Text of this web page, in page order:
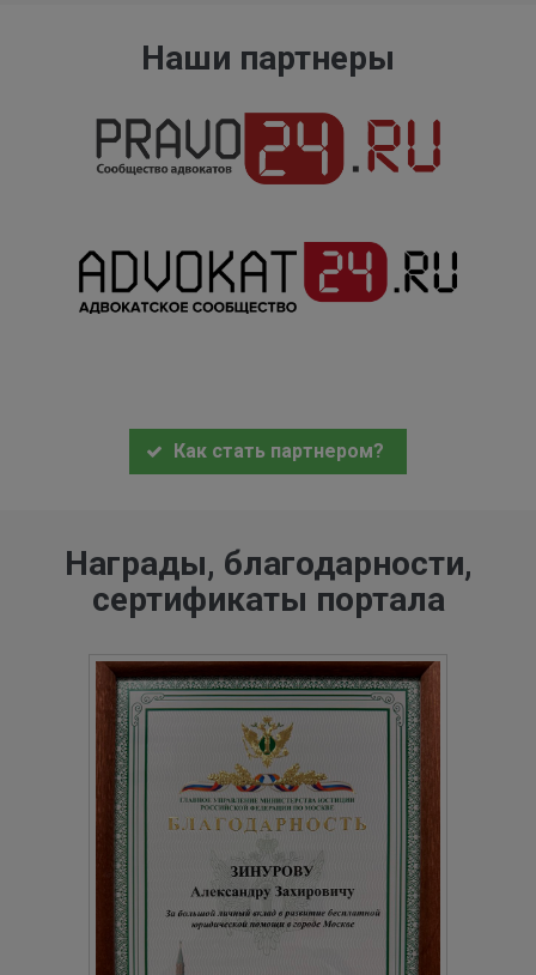
Наши партнеры
Как стать партнером?
Награды, благодарности,
сертификаты портала